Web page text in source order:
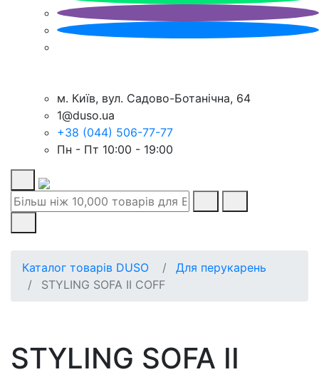
м. Київ, вул. Садово-Ботанічна, 64
1@duso.ua
+38 (044) 506-77-77
Пн - Пт 10:00 - 19:00
Каталог товарів DUSO
Для перукарень
STYLING SOFA II COFF
STYLING SOFA II